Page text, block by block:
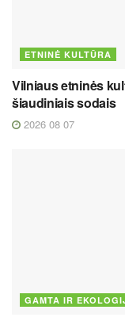
ETNINĖ KULTŪRA
Vilniaus etninės
šiaudiniais sodais
2026 08 07
GAMTA IR